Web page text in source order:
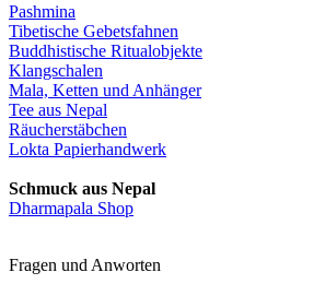
Pashmina
Tibetische Gebetsfahnen
Buddhistische Ritualobjekte
Klangschalen
Mala, Ketten und Anhänger
Tee aus Nepal
Räucherstäbchen
Lokta Papierhandwerk
Schmuck aus Nepal
Dharmapala Shop
Fragen und Anworten